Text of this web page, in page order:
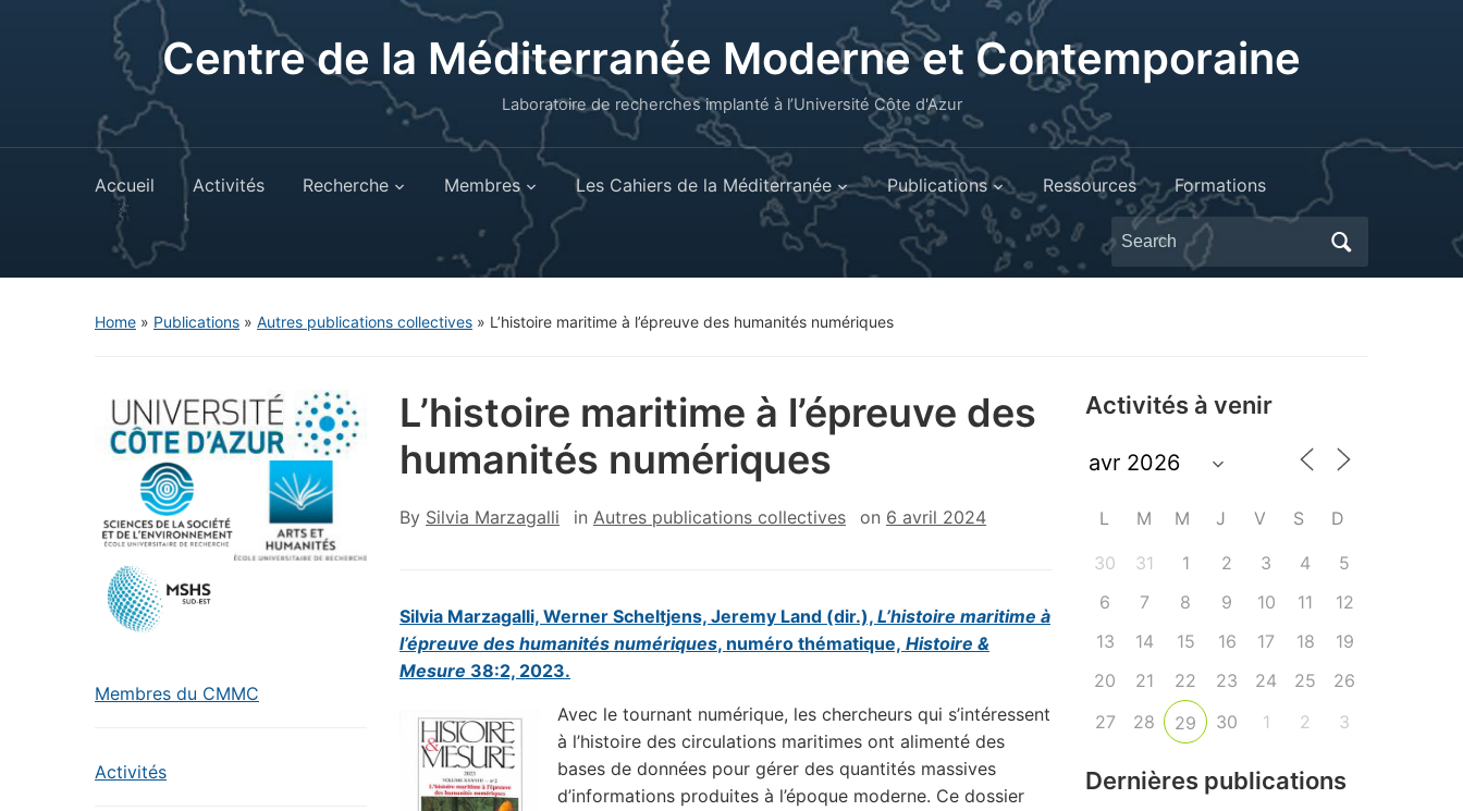
Centre de la Méditerranée Moderne et Contemporaine
Laboratoire de recherches implanté à l’Université Côte d'Azur
Accueil Activités Recherche Membres Les Cahiers de la Méditerranée Publications Ressources Formations
Search
for:
Home » Publications » Autres publications collectives » L’histoire maritime à l’épreuve des humanités numériques
Membres du CMMC
Activités
L’histoire maritime à l’épreuve des
humanités numériques
By Silvia Marzagalli in Autres publications collectives on 6 avril 2024
Silvia Marzagalli, Werner Scheltjens, Jeremy Land (dir.), L’histoire maritime à
l’épreuve des humanités numériques, numéro thématique, Histoire &
Mesure 38:2, 2023.
Avec le tournant numérique, les chercheurs qui s’intéressent
à l’histoire des circulations maritimes ont alimenté des
bases de données pour gérer des quantités massives
d’informations produites à l’époque moderne. Ce dossier
Activités à venir
L M M J V S D
30 31 1 2 3 4
5
6
7 8 9 10 11
12
13
14 15 16 17 18
19
20
21 22 23 24 25
26
27
28 29 30 1 2 3
Dernières publications